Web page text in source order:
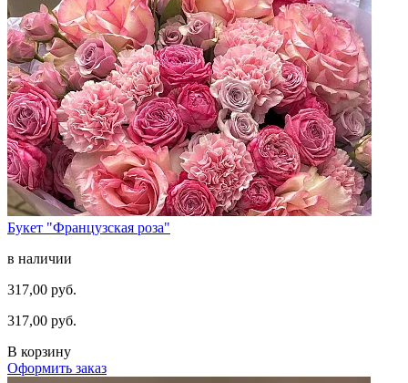
Букет "Французская роза"
в наличии
317,00 руб.
317,00 руб.
В корзину
Оформить заказ